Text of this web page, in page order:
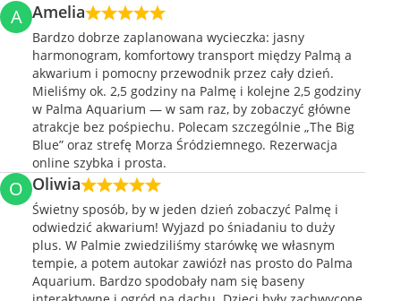
A Amelia
Bardzo dobrze zaplanowana wycieczka: jasny
harmonogram, komfortowy transport między Palmą a
akwarium i pomocny przewodnik przez cały dzień.
Mieliśmy ok. 2,5 godziny na Palmę i kolejne 2,5 godziny
w Palma Aquarium — w sam raz, by zobaczyć główne
atrakcje bez pośpiechu. Polecam szczególnie „The Big
Blue” oraz strefę Morza Śródziemnego. Rezerwacja
online szybka i prosta.
O Oliwia
Świetny sposób, by w jeden dzień zobaczyć Palmę i
odwiedzić akwarium! Wyjazd po śniadaniu to duży
plus. W Palmie zwiedziliśmy starówkę we własnym
tempie, a potem autokar zawiózł nas prosto do Palma
Aquarium. Bardzo spodobały nam się baseny